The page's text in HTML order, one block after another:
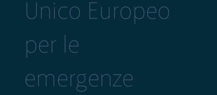
Unico Europeo
per le
emergenze